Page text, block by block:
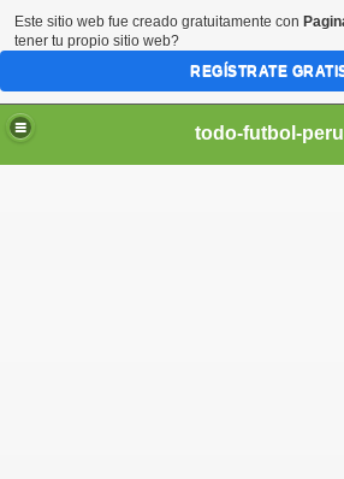
todo-futbol-peru
Este sitio web fue creado gratuitamente con
tener tu propio sitio web?
REGÍSTRATE